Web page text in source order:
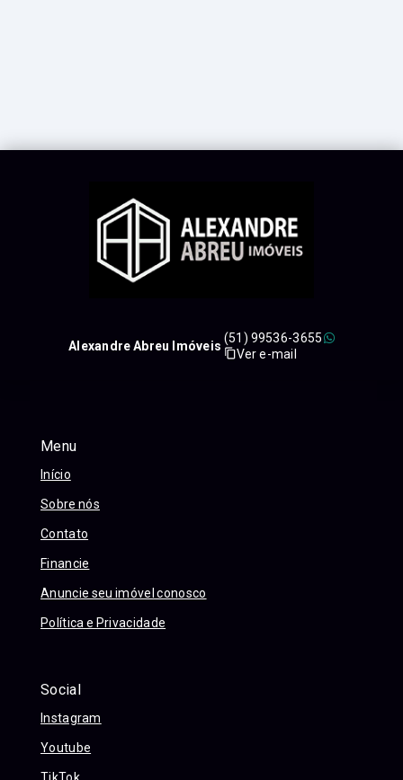
Menu
Início
Sobre nós
Contato
Financie
Anuncie seu imóvel conosco
Política e Privacidade
Social
Instagram
Youtube
TikTok
Alexandre Abreu Imóveis
(51) 99536-3655
Ver e-mail